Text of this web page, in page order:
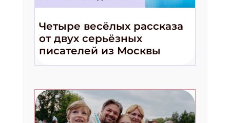
Четыре весёлых рассказа
от двух серьёзных
писателей из Москвы